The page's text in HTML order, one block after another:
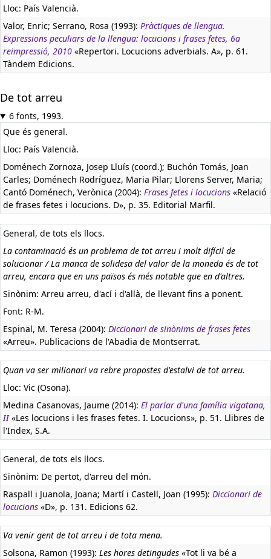
Lloc: País Valencià.
Valor, Enric; Serrano, Rosa (1993): Pràctiques de llengua.
Expressions peculiars de la llengua: locucions i frases fetes, 6a
reimpressió, 2010 «Repertori. Locucions adverbials. A», p. 61.
Tàndem Edicions.
De tot arreu
6 fonts, 1993.
Que és general.
Lloc: País Valencià.
Doménech Zornoza, Josep Lluís (coord.); Buchón Tomás, Joan
Carles; Doménech Rodríguez, Maria Pilar; Llorens Server, Maria;
Cantó Doménech, Verònica (2004): Frases fetes i locucions «Relació
de frases fetes i locucions. D», p. 35. Editorial Marfil.
General, de tots els llocs.
La contaminació és un problema de tot arreu i molt difícil de
solucionar / La manca de solidesa del valor de la moneda és de tot
arreu, encara que en uns països és més notable que en d'altres.
Sinònim: Arreu arreu, d'ací i d'allà, de llevant fins a ponent.
Font: R-M.
Espinal, M. Teresa (2004): Diccionari de sinònims de frases fetes
«Arreu». Publicacions de l'Abadia de Montserrat.
Quan va ser milionari va rebre propostes d'estalvi de tot arreu.
Lloc: Vic (Osona).
Medina Casanovas, Jaume (2014): El parlar d'una família vigatana,
II«Les locucions i les frases fetes. I. Locucions», p. 51. Llibres de
l'Index, S.A.
General, de tots els llocs.
Sinònim: De pertot, d'arreu del món.
Raspall i Juanola, Joana; Martí i Castell, Joan (1995): Diccionari de
locucions «D», p. 131. Edicions 62.
Va venir gent de tot arreu i de tota mena.
Solsona, Ramon (1993): Les hores detingudes «Tot li va bé a